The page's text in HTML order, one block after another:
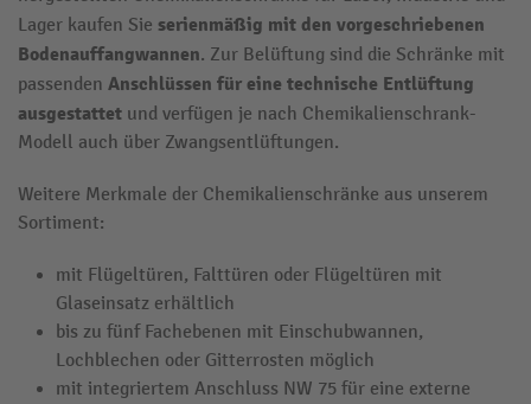
Lager kaufen Sie serienmäßig mit den vorgeschriebenen
Bodenauffangwannen. Zur Belüftung sind die Schränke mit
passenden Anschlüssen für eine technische Entlüftung
ausgestattet und verfügen je nach Chemikalienschrank-
Modell auch über Zwangsentlüftungen.
Weitere Merkmale der Chemikalienschränke aus unserem
Sortiment:
mit Flügeltüren, Falttüren oder Flügeltüren mit
Glaseinsatz erhältlich
bis zu fünf Fachebenen mit Einschubwannen,
Lochblechen oder Gitterrosten möglich
mit integriertem Anschluss NW 75 für eine externe